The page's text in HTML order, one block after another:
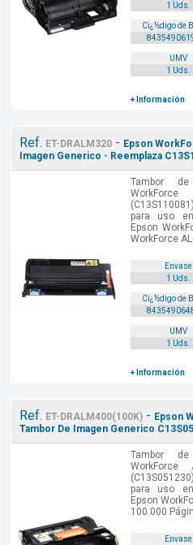
1 Uds.
Cï¿½digo de
UMV
1 Uds.
+ Información
Ref. ET-DRALM320- Epson
Imagen Generico - Reemplaza
Tambor
para uso
Epson
WorkForce
Envase
1 Uds.
Cï¿½digo de
UMV
1 Uds.
+ Información
Ref. ET-DRALM400(100K)- Epson
Tambor De Imagen Generico
Tambor
WorkForce
para uso
Epson
100.000
Envase